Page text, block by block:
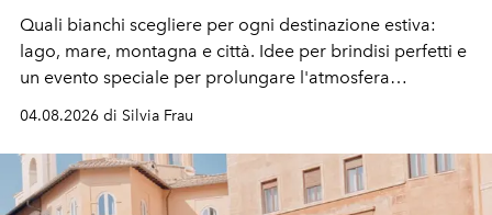
Quali bianchi scegliere per ogni destinazione estiva:
lago, mare, montagna e città. Idee per brindisi perfetti e
un evento speciale per prolungare l'atmosfera
04.08.2026 di Silvia Frau